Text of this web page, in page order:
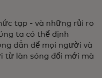
tạp - và những rủi ro
ta có thể định
đắn để mọi người và
từ làn sóng đổi mới mà